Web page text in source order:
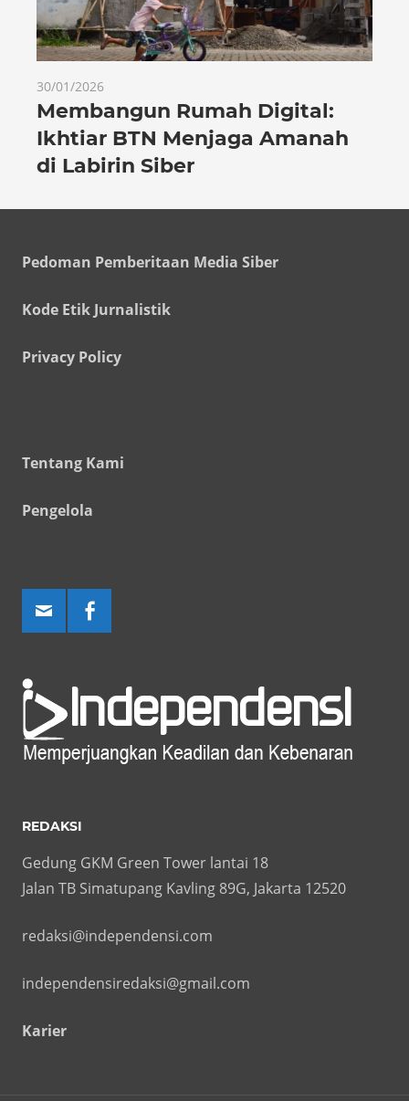
30/01/2026
Membangun Rumah Digital:
Ikhtiar BTN Menjaga Amanah
di Labirin Siber
Pedoman Pemberitaan Media Siber
Kode Etik Jurnalistik
Privacy Policy
Tentang Kami
Pengelola
REDAKSI
Gedung GKM Green Tower lantai 18
Jalan TB Simatupang Kavling 89G, Jakarta 12520
redaksi@independensi.com
independensiredaksi@gmail.com
Karier